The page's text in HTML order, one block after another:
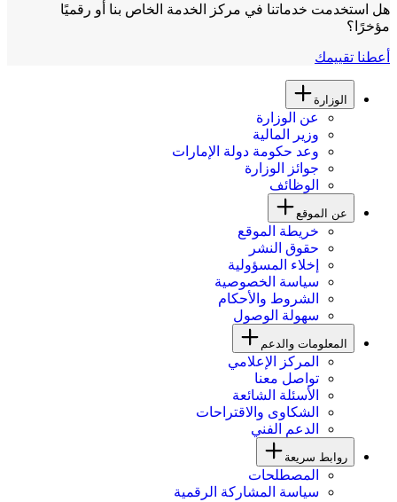
هل استخدمت خدماتنا في مركز الخدمة الخاص بنا أو رقميًا
مؤخرًا؟
أعطنا تقييمك
الوزارة
عن الوزارة
وزير المالية
وعد حكومة دولة الإمارات
جوائز الوزارة
الوظائف
عن الموقع
خريطة الموقع
حقوق النشر
إخلاء المسؤولية
سياسة الخصوصية
الشروط والأحكام
سهولة الوصول
المعلومات والدعم
المركز الإعلامي
تواصل معنا
الأسئلة الشائعة
الشكاوى والاقتراحات
الدعم الفني
روابط سريعة
المصطلحات
سياسة المشاركة الرقمية